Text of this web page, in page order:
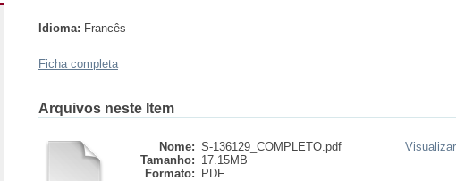
Idioma: Francês
Ficha completa
Arquivos neste Item
Nome: S-136129_COMPLETO.pdf
Tamanho: 17.15MB
Formato:
PDF